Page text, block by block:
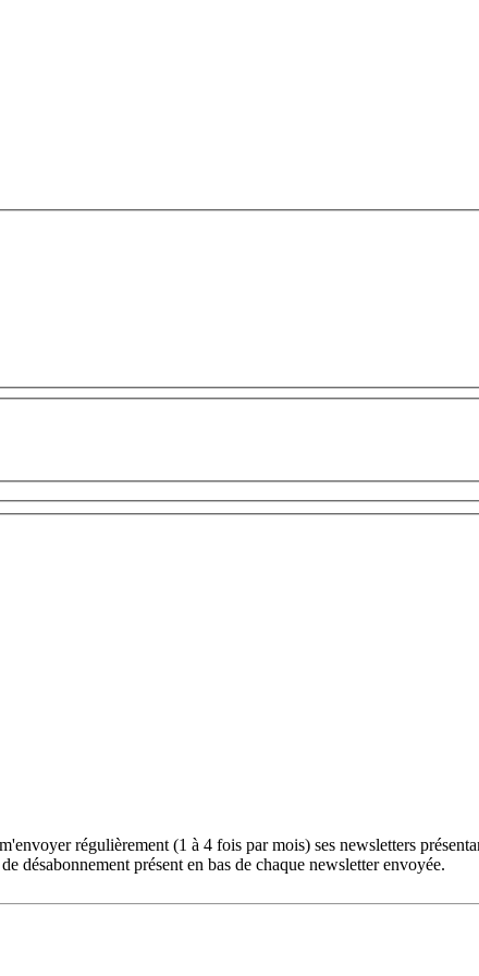
régulièrement (1 à 4 fois par mois) ses newsletters
désabonnement présent en bas de chaque newsletter envoyée.